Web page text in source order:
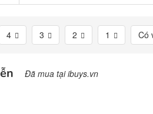
4 3 2 1 Có
Đã mua tại ibuys.vn